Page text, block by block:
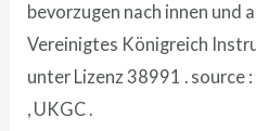
bevorzugen nach innen und
Vereinigtes Königreich
unter Lizenz 38991 .
, UKGC .